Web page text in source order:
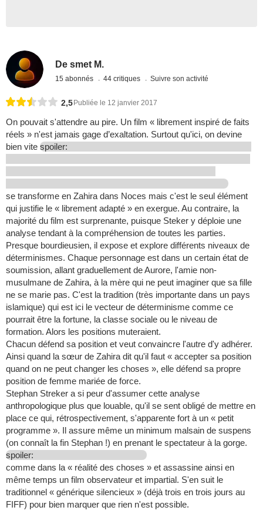
De smet M.
15 abonnés 44 critiques Suivre son activité
2,5 Publiée le 12 janvier 2017
On pouvait s'attendre au pire. Un film « librement inspiré de faits
réels » n'est jamais gage d’exaltation. Surtout qu'ici, on devine
bien vite spoiler:
se transforme en Zahira dans Noces mais c'est le seul élément
qui justifie le « librement adapté » en exergue. Au contraire, la
majorité du film est surprenante, puisque Steker y déploie une
analyse tendant à la compréhension de toutes les parties.
Presque bourdieusien, il expose et explore différents niveaux de
déterminismes. Chaque personnage est dans un certain état de
soumission, allant graduellement de Aurore, l'amie non-
musulmane de Zahira, à la mère qui ne peut imaginer que sa fille
ne se marie pas. C'est la tradition (très importante dans un pays
islamique) qui est ici le vecteur de déterminisme comme ce
pourrait être la fortune, la classe sociale ou le niveau de
formation. Alors les positions muteraient.
Chacun défend sa position et veut convaincre l'autre d'y adhérer.
Ainsi quand la sœur de Zahira dit qu'il faut « accepter sa position
quand on ne peut changer les choses », elle défend sa propre
position de femme mariée de force.
Stephan Streker a si peur d'assumer cette analyse
anthropologique plus que louable, qu'il se sent obligé de mettre en
place ce qui, rétrospectivement, s'apparente fort à un « petit
programme ». Il assure même un minimum malsain de suspens
(on connaît la fin Stephan !) en prenant le spectateur à la gorge.
spoiler:
comme dans la « réalité des choses » et assassine ainsi en
même temps un film observateur et impartial. S'en suit le
traditionnel « générique silencieux » (déjà trois en trois jours au
FIFF) pour bien marquer que rien n'est possible.